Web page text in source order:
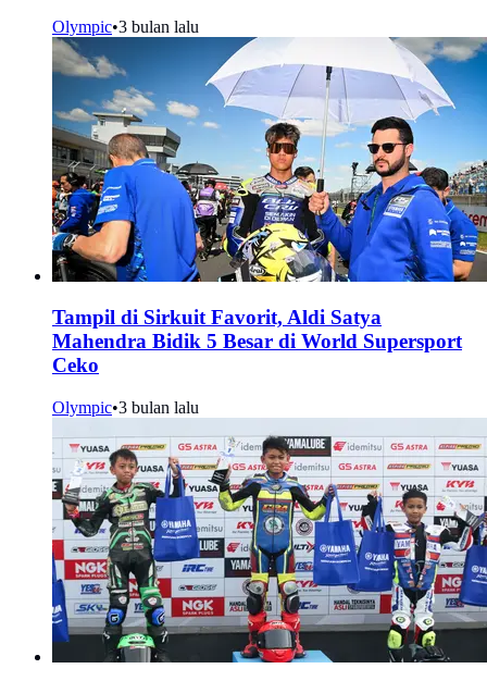
Olympic•3 bulan lalu
Tampil di Sirkuit Favorit, Aldi Satya
Mahendra Bidik 5 Besar di World Supersport
Ceko
Olympic•3 bulan lalu